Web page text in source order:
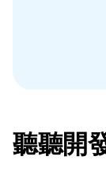
聽聽開